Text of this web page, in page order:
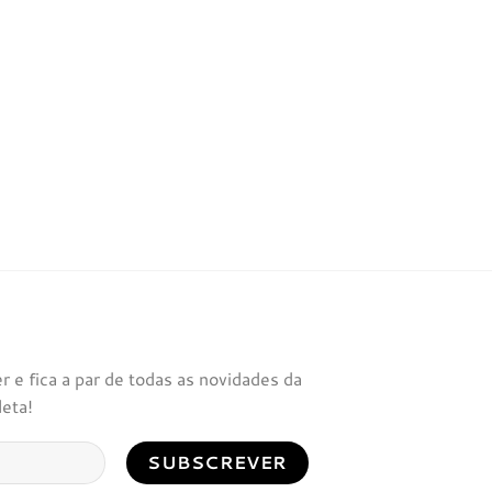
e fica a par de todas as novidades da